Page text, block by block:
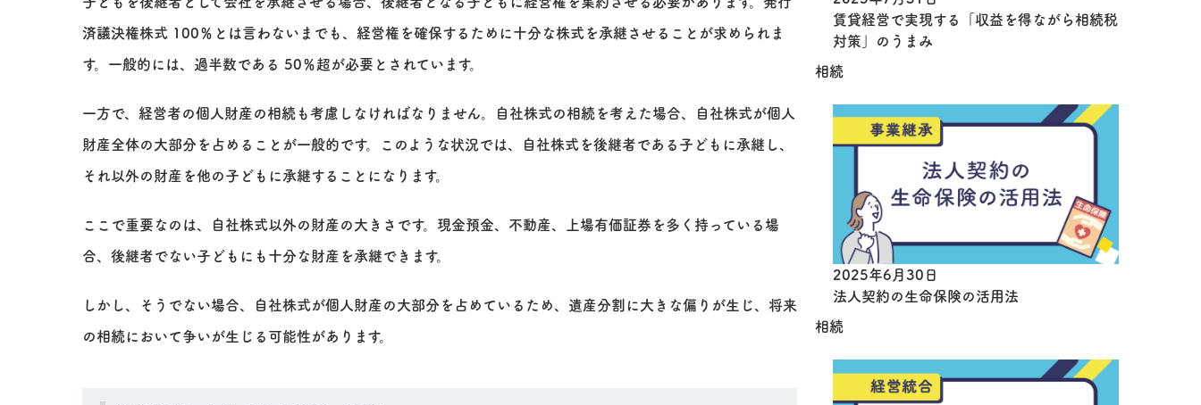
済議決権株式 100％とは言わないまでも、経営権を確保するために十分な株式を承継させることが求められま
す。一般的には、過半数である 50％超が必要とされています。
一方で、経営者の個人財産の相続も考慮しなければなりません。自社株式の相続を考えた場合、自社株式が個人
財産全体の大部分を占めることが一般的です。このような状況では、自社株式を後継者である子どもに承継し、
それ以外の財産を他の子どもに承継することになります。
ここで重要なのは、自社株式以外の財産の大きさです。現金預金、不動産、上場有価証券を多く持っている場
合、後継者でない子どもにも十分な財産を承継できます。
しかし、そうでない場合、自社株式が個人財産の大部分を占めているため、遺産分割に大きな偏りが生じ、将来
の相続において争いが生じる可能性があります。
賃貸経営で実現する「収益を得ながら相続税
対策」のうまみ
相続
2025年6月30日
法人契約の生命保険の活用法
相続